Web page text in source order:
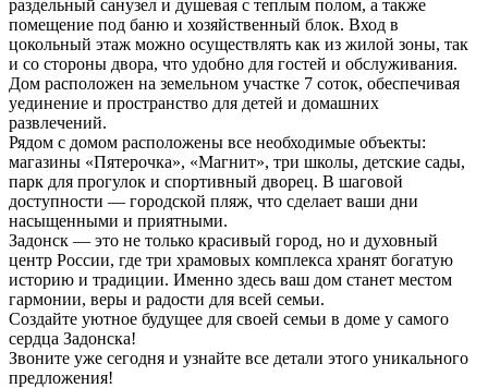
раздельный санузел и душевая с теплым полом, а также
помещение под баню и хозяйственный блок. Вход в
цокольный этаж можно осуществлять как из жилой зоны, так
и со стороны двора, что удобно для гостей и обслуживания.
Дом расположен на земельном участке 7 соток, обеспечивая
уединение и пространство для детей и домашних
развлечений.
Рядом с домом расположены все необходимые объекты:
магазины «Пятерочка», «Магнит», три школы, детские сады,
парк для прогулок и спортивный дворец. В шаговой
доступности — городской пляж, что сделает ваши дни
насыщенными и приятными.
Задонск — это не только красивый город, но и духовный
центр России, где три храмовых комплекса хранят богатую
историю и традиции. Именно здесь ваш дом станет местом
гармонии, веры и радости для всей семьи.
Создайте уютное будущее для своей семьи в доме у самого
сердца Задонска!
Звоните уже сегодня и узнайте все детали этого уникального
предложения!